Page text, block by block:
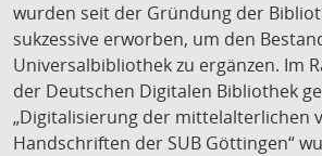
wurden seit der Gründung der
sukzessive erworben, um den
Universalbibliothek zu ergänzen. Im
der Deutschen Digitalen Bibliothek
„Digitalisierung der mittelalterlichen
Handschriften der SUB Göttingen“